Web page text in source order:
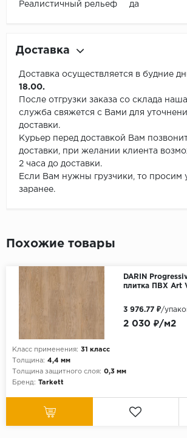
Реалистичный рельеф да
Доставка
Доставка осуществляется в будние
18.00.
После отгрузки заказа со склада
служба свяжется с Вами для
доставки.
Курьер перед доставкой Вам
доставки, при желании клиента
2 часа до доставки.
Если Вам нужны грузчики, то просим
заранее.
Похожие товары
DARIN
плитка ПВХ Art
Класс применения: 31 класс
Толщина: 4,4 мм
Толщина защитного слоя: 0,3 мм
Бренд: Tarkett
2 030 ₽/м2
3 976.77 ₽/